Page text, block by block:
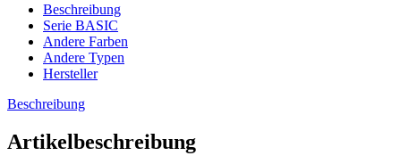
Beschreibung
Serie BASIC
Andere Farben
Andere Typen
Hersteller
Beschreibung
Artikelbeschreibung